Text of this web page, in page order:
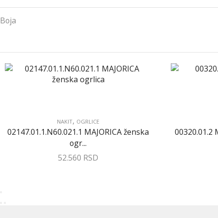
Boja
NAKIT, OGRLICE
02147.01.1.N60.021.1 MAJORICA ženska
ogr...
52.560 RSD
00320.01.2